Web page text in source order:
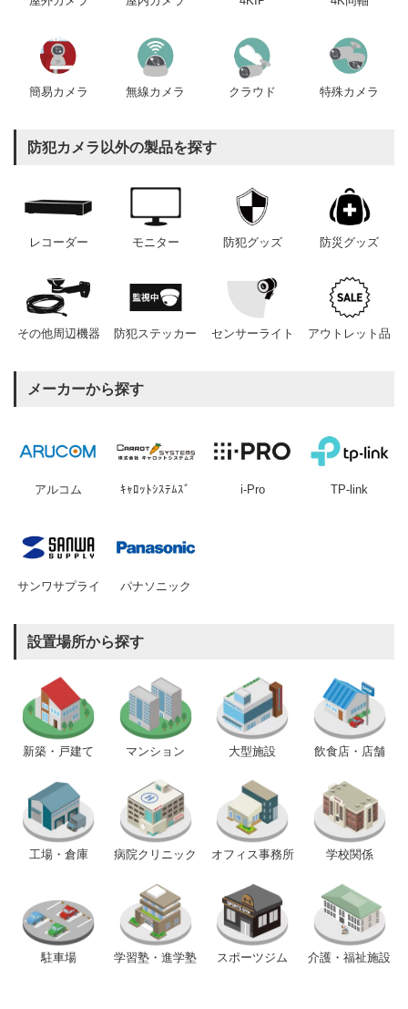
簡易カメラ 無線カメラ クラウド 特殊カメラ
防犯カメラ以外の製品を探す
レコーダー モニター 防犯グッズ 防災グッズ
その他周辺機器 防犯ステッカー センサーライト アウトレット品
メーカーから探す
アルコム ｷｬﾛｯﾄｼｽﾃﾑｽﾞ i-Pro TP-link
サンワサプライ パナソニック
設置場所から探す
新築・戸建て マンション 大型施設 飲食店・店舗
工場・倉庫 病院クリニック オフィス事務所 学校関係
駐車場 学習塾・進学塾 スポーツジム 介護・福祉施設